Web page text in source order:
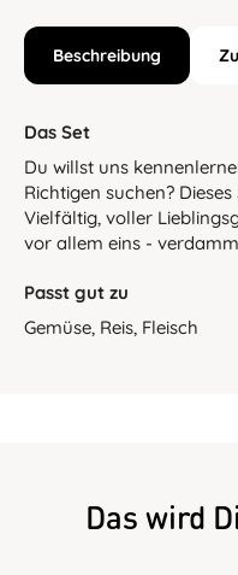
Beschreibung
Das Set
Du willst uns
Richtigen suchen?
Vielfältig, voller
vor allem eins -
Passt gut zu
Gemüse, Reis, Fleisch
Das wird